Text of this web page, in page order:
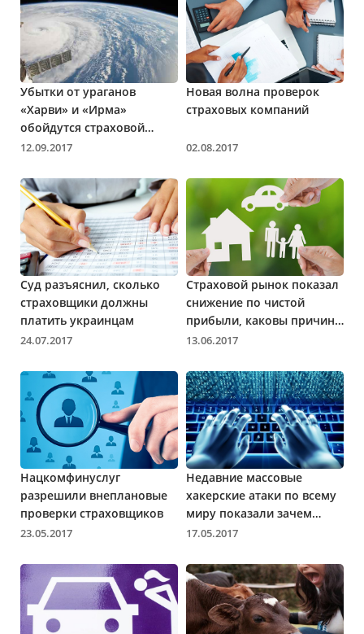
Убытки от ураганов
«Харви» и «Ирма»
обойдутся страховой
отрасли в $200 млрд
12.09.2017
Новая волна проверок
страховых компаний
02.08.2017
Суд разъяснил, сколько
страховщики должны
платить украинцам
24.07.2017
Страховой рынок показал
снижение по чистой
прибыли, каковы причины
и что ждёт рынок в
13.06.2017
Нацкомфинуслуг
разрешили внеплановые
проверки страховщиков
23.05.2017
Недавние массовые
хакерские атаки по всему
миру показали зачем
нужно кибер-страхование
17.05.2017